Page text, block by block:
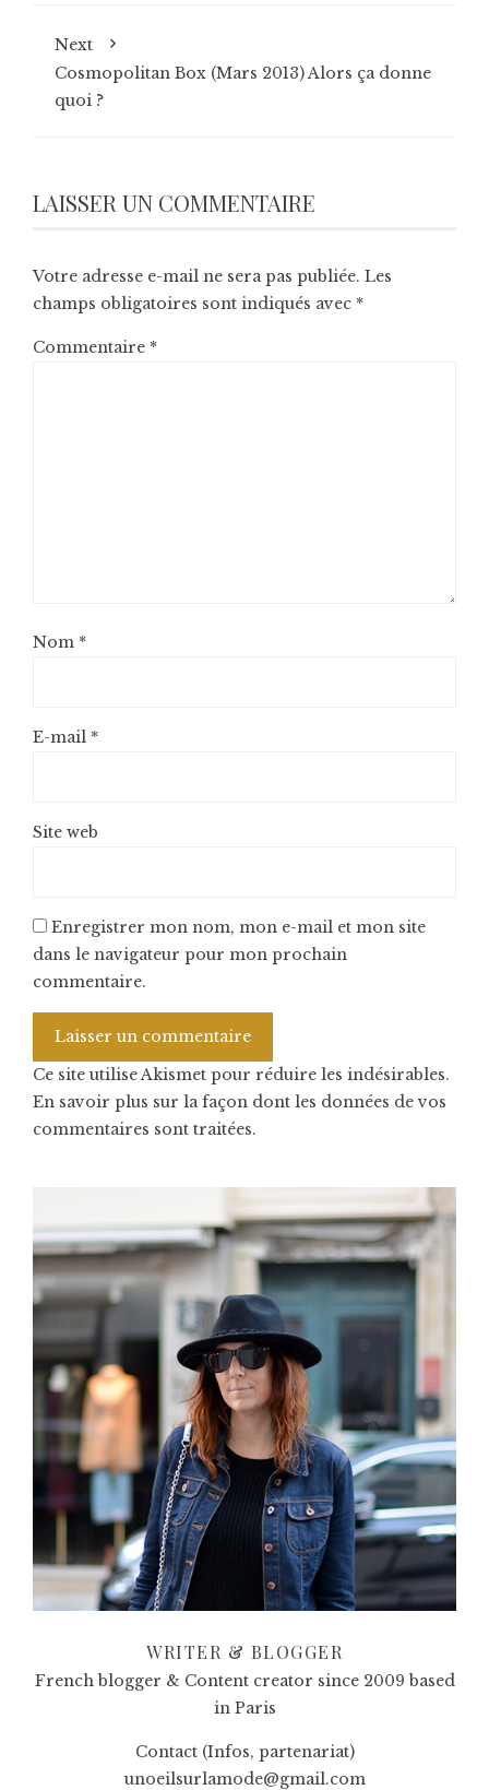
Next
Cosmopolitan Box (Mars 2013) Alors ça donne
quoi ?
LAISSER UN COMMENTAIRE
Votre adresse e-mail ne sera pas publiée. Les
champs obligatoires sont indiqués avec *
Commentaire *
Nom *
E-mail *
Site web
Enregistrer mon nom, mon e-mail et mon site
dans le navigateur pour mon prochain
commentaire.
Ce site utilise Akismet pour réduire les indésirables.
En savoir plus sur la façon dont les données de vos
commentaires sont traitées.
WRITER & BLOGGER
French blogger & Content creator since 2009 based
in Paris
Contact (Infos, partenariat)
unoeilsurlamode@gmail.com